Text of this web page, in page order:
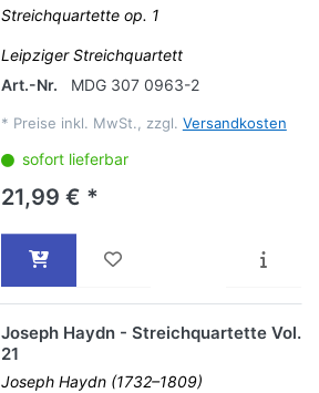
Streichquartette op. 1
Leipziger Streichquartett
Art.-Nr.
MDG 307 0963-2
* Preise inkl. MwSt., zzgl. Versandkosten
sofort lieferbar
21,99 € *
Joseph Haydn - Streichquartette Vol.
21
Joseph Haydn (1732–1809)